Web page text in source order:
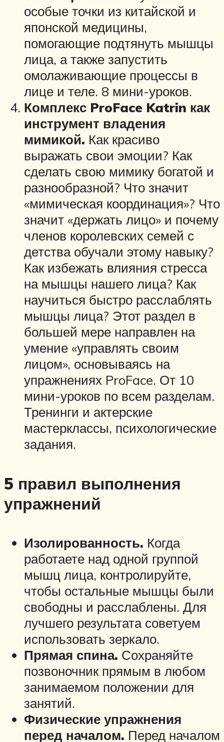
особые точки из китайской и
японской медицины,
помогающие подтянуть мышцы
лица, а также запустить
омолаживающие процессы в
лице и теле. 8 мини-уроков.
Комплекс ProFace Katrin как
инструмент владения
мимикой. Как красиво
выражать свои эмоции? Как
сделать свою мимику богатой и
разнообразной? Что значит
«мимическая координация»? Что
значит «держать лицо» и почему
членов королевских семей с
детства обучали этому навыку?
Как избежать влияния стресса
на мышцы нашего лица? Как
научиться быстро расслаблять
мышцы лица? Этот раздел в
большей мере направлен на
умение «управлять своим
лицом», основываясь на
упражнениях ProFace. От 10
мини-уроков по всем разделам.
Тренинги и актерские
мастерклассы, психологические
задания.
5 правил выполнения
упражнений
Изолированность. Когда
работаете над одной группой
мышц лица, контролируйте,
чтобы остальные мышцы были
свободны и расслаблены. Для
лучшего результата советуем
использовать зеркало.
Прямая спина. Сохраняйте
позвоночник прямым в любом
занимаемом положении для
занятий.
Физические упражнения
перед началом. Перед началом